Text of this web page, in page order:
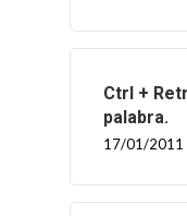
Ctrl +
palabra.
17/01/2011